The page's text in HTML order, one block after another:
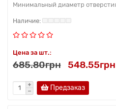
Минимальный диаметр
Цена за шт.:
685.80грн 548.55грн
Предзаказ